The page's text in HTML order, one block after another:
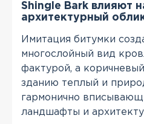
Shingle Bark влияют
архитектурный
Имитация битумки
многослойный вид
фактурой, а
зданию теплый и
гармонично
ландшафты и